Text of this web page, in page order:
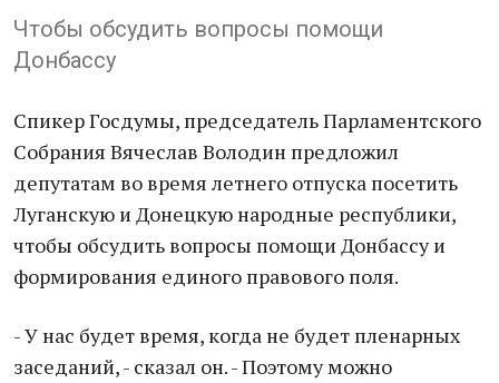
Чтобы обсудить вопросы помощи
Донбассу
Спикер Госдумы, председатель Парламентского
Собрания Вячеслав Володин предложил
депутатам во время летнего отпуска посетить
Луганскую и Донецкую народные республики,
чтобы обсудить вопросы помощи Донбассу и
формирования единого правового поля.
- У нас будет время, когда не будет пленарных
заседаний, - сказал он. - Поэтому можно